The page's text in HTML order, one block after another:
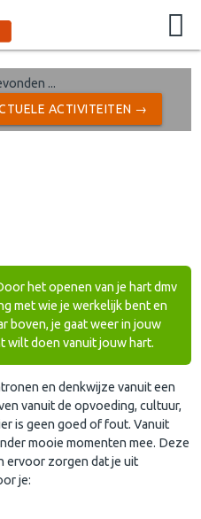
...
ACTIVITEITEN →
het openen van je hart dmv
met wie je werkelijk bent en
boven, je gaat weer in jouw
wilt doen vanuit jouw hart.
en denkwijze vanuit een
vanuit de opvoeding, cultuur,
is geen goed of fout. Vanuit
mooie momenten mee. Deze
ervoor zorgen dat je uit
je: